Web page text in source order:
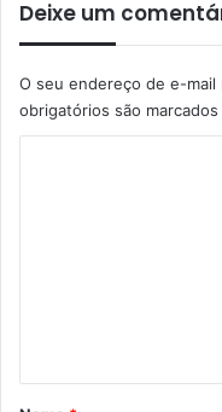
Deixe um
O seu endereço de e-mail
obrigatórios são marcados
r